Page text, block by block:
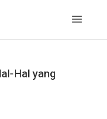
Hal yang